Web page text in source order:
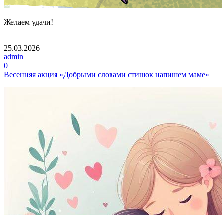
Желаем удачи!
—
25.03.2026
admin
0
Весенняя акция «Добрыми словами стишок напишем маме»